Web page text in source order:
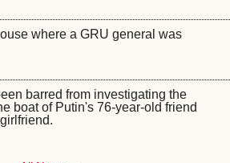
where a GRU general was
barred from investigating the
boat of Putin's 76-year-old friend